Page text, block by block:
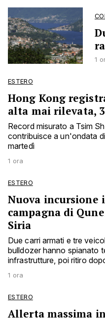
1
ESTERO
Hong Kong
alta mai rilevata,
Record misurato a Tsim
contribuisce a un'ondata
martedì
1 ora
ESTERO
Nuova incursione
campagna di
Siria
Due carri armati e tre
bulldozer hanno spianato
infrastrutture, poi ritiro
1 ora
ESTERO
Allerta massima